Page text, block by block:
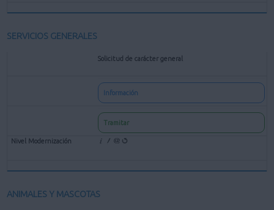
SERVICIOS GENERALES
Solicitud de carácter general
Información
Tramitar
ANIMALES Y MASCOTAS